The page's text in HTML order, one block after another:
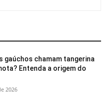
gaúchos chamam tangerina
Entenda a origem do
2026